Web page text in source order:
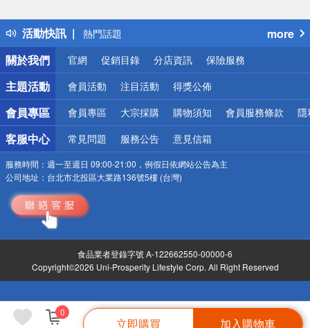
0
立即購買 加入購物車
活動快訊
得獎公告
熱門話題
銀行優惠
偏遠地區配送
詐騙網頁！請小心！
more
關於我們
官網 促銷目錄 分店資訊 保險服務
主題活動 會員活動 注目活動 得獎公佈
會員專區 會員專區 大宗採購 購物須知 會員服務條款 隱
客服中心 常見問題 服務公告 意見信箱
服務時間： 週一至週日 09:00-21:00，例假日依網站公告為主
公司地址： 台北市北投區大業路136號5樓 (台灣)
食品業者登錄字號 A-122662550-00000-6
Copyright©2026 Uni-Prosperity Lifestyle Corp. All Right Reserved